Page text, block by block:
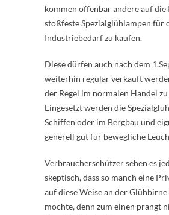
kommen offenbar andere auf die
stoßfeste Spezialglühlampen für
Industriebedarf zu kaufen.
Diese dürfen auch nach dem
weiterhin regulär verkauft
der Regel im normalen Handel zu
Eingesetzt werden die
Schiffen oder im Bergbau und
generell gut für bewegliche
Verbraucherschützer sehen es
skeptisch, dass so manch eine
auf diese Weise an der
möchte, denn zum einen prangt